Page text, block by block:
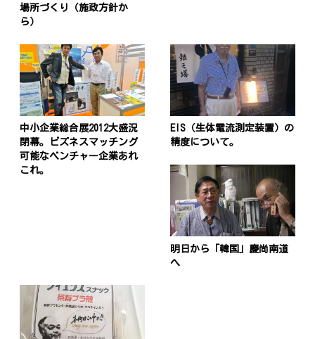
場所づくり（施政方針か
ら）
中小企業総合展2012大盛況
閉幕。ビズネスマッチング
可能なベンチャー企業あれ
これ。
EIS（生体電流測定装置）の
精度について。
明日から「韓国」慶尚南道
へ